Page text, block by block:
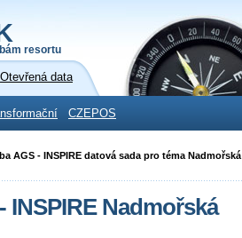
resortu
Otevřená data
CZEPOS
AGS - INSPIRE datová sada pro téma Nadmořská
INSPIRE Nadmořská